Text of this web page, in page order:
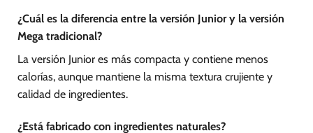
¿Cuál es la diferencia entre la versión Junior y la versión
Mega tradicional?
La versión Junior es más compacta y contiene menos
calorías, aunque mantiene la misma textura crujiente y
calidad de ingredientes.
¿Está fabricado con ingredientes naturales?